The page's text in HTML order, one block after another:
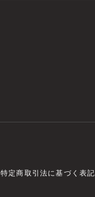
特定商取引法に基づく表記